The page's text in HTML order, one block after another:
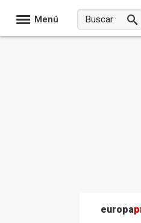
Menú
europa